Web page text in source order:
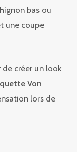
bas ou
une coupe
de créer un look
Von
lors de